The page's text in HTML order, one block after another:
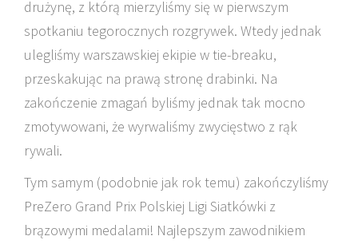
drużynę, z którą mierzyliśmy się w pierwszym
spotkaniu tegorocznych rozgrywek. Wtedy jednak
ulegliśmy warszawskiej ekipie w tie-breaku,
przeskakując na prawą stronę drabinki. Na
zakończenie zmagań byliśmy jednak tak mocno
zmotywowani, że wyrwaliśmy zwycięstwo z rąk
rywali.
Tym samym (podobnie jak rok temu) zakończyliśmy
PreZero Grand Prix Polskiej Ligi Siatkówki z
brązowymi medalami! Najlepszym zawodnikiem